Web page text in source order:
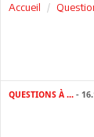
Accueil
QUESTIONS À ... -